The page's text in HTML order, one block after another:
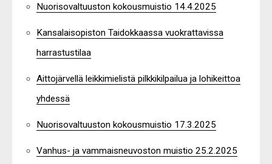
Nuorisovaltuuston kokousmuistio 14.4.2025
Kansalaisopiston Taidokkaassa vuokrattavissa
harrastustilaa
Aittojärvellä leikkimielistä pilkkikilpailua ja lohikeittoa
yhdessä
Nuorisovaltuuston kokousmuistio 17.3.2025
Vanhus- ja vammaisneuvoston muistio 25.2.2025